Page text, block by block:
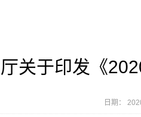
关于印发《
日期：